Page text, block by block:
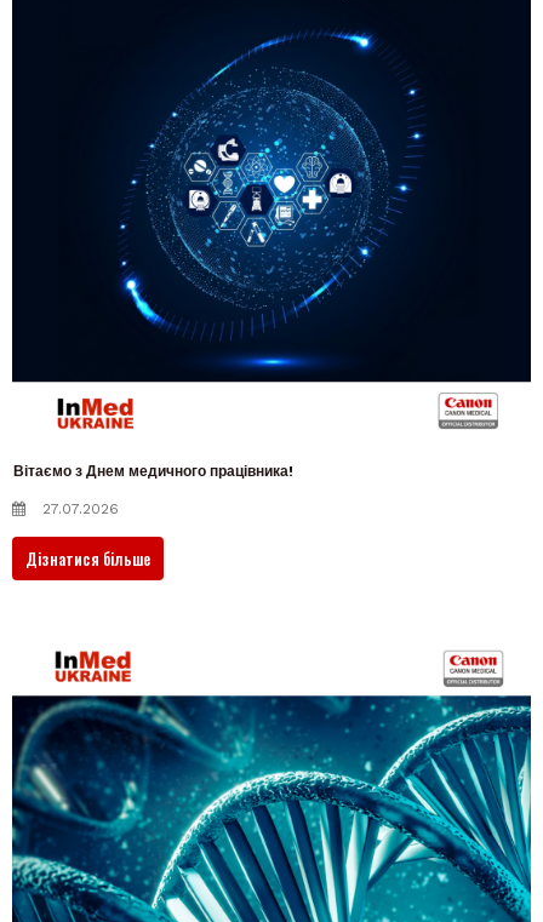
Вітаємо з Днем медичного працівника!
27.07.2026
Дізнатися більше